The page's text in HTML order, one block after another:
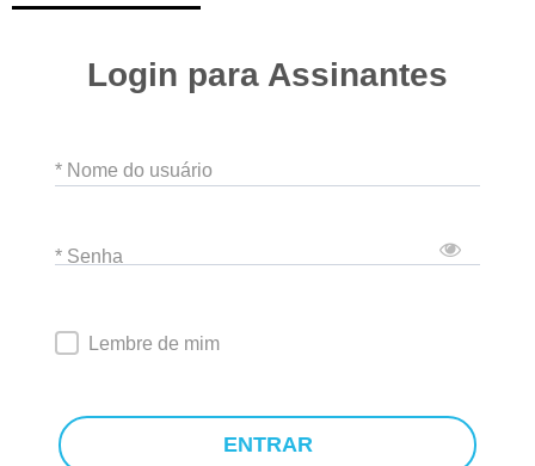
Login para Assinantes
* Nome do usuário
* Senha
Lembre de mim
ENTRAR